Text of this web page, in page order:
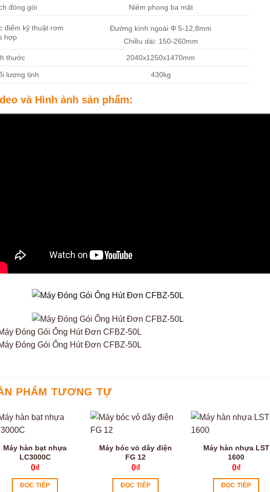
đóng gói Niêm phong ba mặt
điểm kỹ thuật rơm
hợp
Đường kính ngoài Φ 5-12,8mm
Chiều dài: 150-260mm
thước 2040x1250x1470mm
lượng tịnh 430kg
và Hình ảnh sản phẩm:
PHẨM TƯƠNG TỰ
Máy hàn bạt nhựa
LC3000C
0₫
ĐỌC TIẾP
Máy bóc vỏ dây điện
FG 12
0₫
ĐỌC TIẾP
Máy hàn nhựa LST
1600
0₫
ĐỌC TIẾP